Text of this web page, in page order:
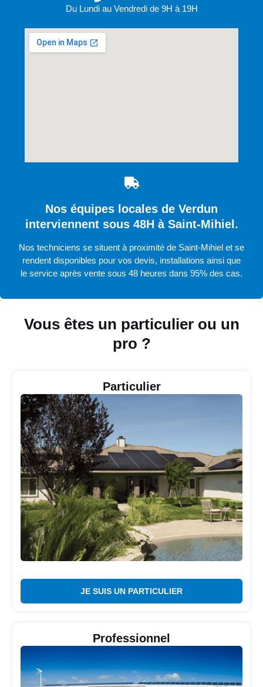
Vous êtes un particulier ou un
pro ?
Particulier
JE SUIS UN PARTICULIER
Professionnel
Du Lundi au Vendredi de 9H à 19H
Nos équipes locales de Verdun
interviennent sous 48H à Saint-Mihiel.
Nos techniciens se situent à proximité de Saint-Mihiel et se
rendent disponibles pour vos devis, installations ainsi que
le service après vente sous 48 heures dans 95% des cas.